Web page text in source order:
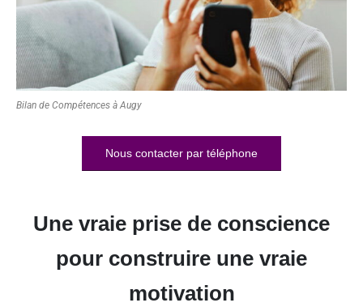
Bilan de Compétences à Augy
Nous contacter par téléphone
Une vraie prise de conscience
pour construire une vraie
motivation